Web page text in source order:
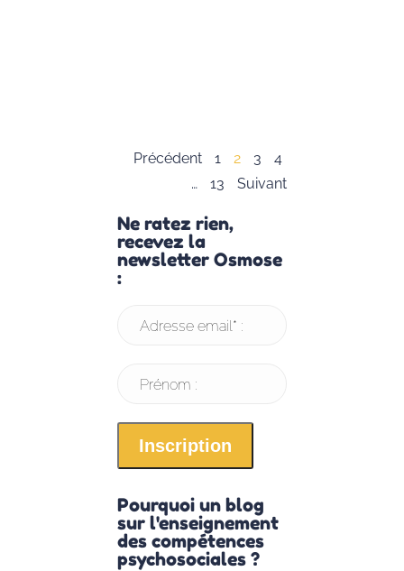
Précédent 1 2 3
4
…
13 Suivant
Ne ratez rien,
recevez la
newsletter Osmose
:
Adresse email* :
Prénom :
Pourquoi un blog
sur l'enseignement
des compétences
psychosociales ?